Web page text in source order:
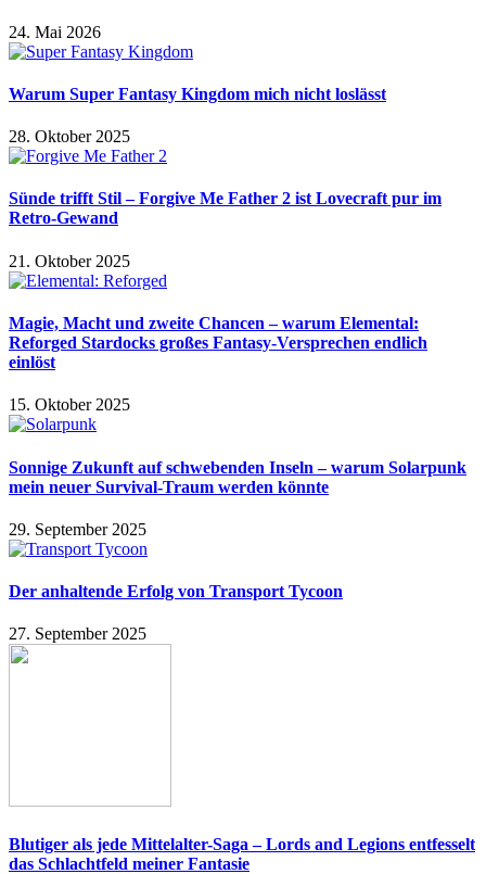
24. Mai 2026
Warum Super Fantasy Kingdom mich nicht loslässt
28. Oktober 2025
Sünde trifft Stil – Forgive Me Father 2 ist Lovecraft pur im
Retro-Gewand
21. Oktober 2025
Magie, Macht und zweite Chancen – warum Elemental:
Reforged Stardocks großes Fantasy-Versprechen endlich
einlöst
15. Oktober 2025
Sonnige Zukunft auf schwebenden Inseln – warum Solarpunk
mein neuer Survival-Traum werden könnte
29. September 2025
Der anhaltende Erfolg von Transport Tycoon
27. September 2025
Blutiger als jede Mittelalter-Saga – Lords and Legions entfesselt
das Schlachtfeld meiner Fantasie